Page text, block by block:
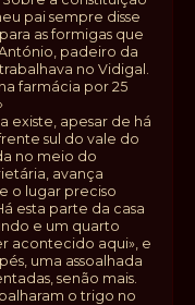
pai sempre disse
as formigas que
padeiro da
no Vidigal.
farmácia por 25
existe, apesar de há
sul do vale do
no meio do
avança
o lugar preciso
esta parte da casa
e um quarto
acontecido aqui», e
uma assoalhada
senão mais.
o trigo no